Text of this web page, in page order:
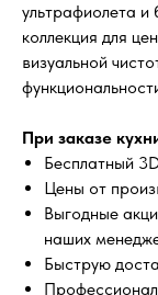
ультрафиолета и
коллекция для
визуальной
При заказе
Бесплатный
Цены от
Выгодные
наших
Быструю